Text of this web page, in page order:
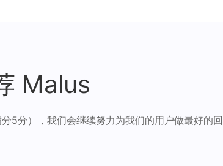
Malus
5分），我们会继续努力为我们的用户做最好的回